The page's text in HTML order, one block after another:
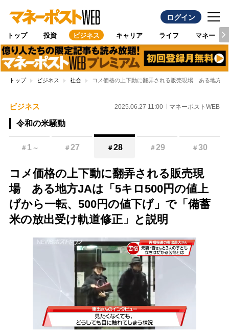
ログイン
トップ 投資 ビジネス キャリア ライフ マネー
トップ ビジネス 社会 コメ価格の上下動に翻弄される販売現場 ある地方
ビジネス 2025.06.27 11:00 マネーポストWEB
令和の米騒動
＃ 1 ～ ＃27 ＃28 ＃29 ＃30
コメ価格の上下動に翻弄される販売現
場 ある地方JAは「5キロ500円の値上
げから一転、500円の値下げ」で「備蓄
米の放出受け軌道修正」と説明